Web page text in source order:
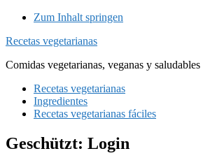
Zum Inhalt springen
Recetas vegetarianas
Comidas vegetarianas, veganas y saludables
Recetas vegetarianas
Ingredientes
Recetas vegetarianas fáciles
Geschützt: Login